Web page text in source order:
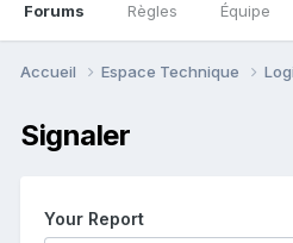
Forums Règles Équipe
Accueil Espace Technique
Signaler
Your Report